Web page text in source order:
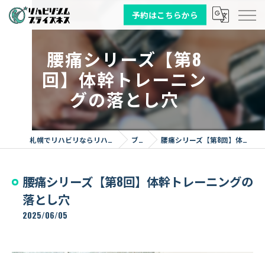
予約はこちらから
腰痛シリーズ【第8
回】体幹トレーニン
グの落とし穴
札幌でリハビリならリハビリジム プライズネス ブログ 腰痛シリーズ【第8回】体幹トレーニングの落とし穴
腰痛シリーズ【第8回】体幹トレーニングの
落とし穴
2025/06/05